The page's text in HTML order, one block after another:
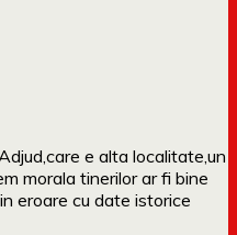
e alta localitate,un
morala tinerilor ar fi bine
eroare cu date istorice